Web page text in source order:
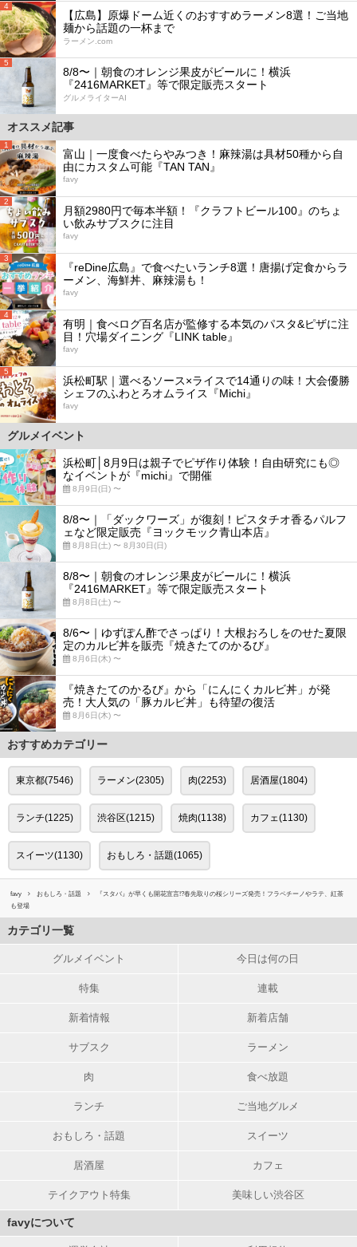
4
【広島】原爆ドーム近くのおすすめラーメン8選！ご当地
麺から話題の一杯まで
ラーメン.com
5
8/8〜｜朝食のオレンジ果皮がビールに！横浜
『2416MARKET』等で限定販売スタート
グルメライターAI
オススメ記事
1
富山｜一度食べたらやみつき！麻辣湯は具材50種から自
由にカスタム可能『TAN TAN』
favy
2
月額2980円で毎本半額！『クラフトビール100』のちょ
い飲みサブスクに注目
favy
3
『reDine広島』で食べたいランチ8選！唐揚げ定食からラ
ーメン、海鮮丼、麻辣湯も！
favy
4
有明｜食べログ百名店が監修する本気のパスタ&ピザに注
目！穴場ダイニング『LINK table』
favy
5
浜松町駅｜選べるソース×ライスで14通りの味！大会優勝
シェフのふわとろオムライス『Michi』
favy
グルメイベント
浜松町│8月9日は親子でピザ作り体験！自由研究にも◎
なイベントが『michi』で開催
8月9日(日) 〜
8/8〜｜「ダックワーズ」が復刻！ピスタチオ香るパルフ
ェなど限定販売『ヨックモック青山本店』
8月8日(土) 〜 8月30日(日)
8/8〜｜朝食のオレンジ果皮がビールに！横浜
『2416MARKET』等で限定販売スタート
8月8日(土) 〜
8/6〜｜ゆずぽん酢でさっぱり！大根おろしをのせた夏限
定のカルビ丼を販売『焼きたてのかるび』
8月6日(木) 〜
『焼きたてのかるび』から「にんにくカルビ丼」が発
売！大人気の「豚カルビ丼」も待望の復活
8月6日(木) 〜
おすすめカテゴリー
東京都(7546) ラーメン(2305) 肉(2253) 居酒屋(1804)
ランチ(1225) 渋谷区(1215) 焼肉(1138) カフェ(1130)
スイーツ(1130) おもしろ・話題(1065)
favy おもしろ・話題
『スタバ』が早くも開花宣言!?春先取りの桜シリーズ発売！フラペチーノやラテ、紅茶
も登場
カテゴリ一覧
グルメイベント 今日は何の日
特集 連載
新着情報 新着店舗
サブスク ラーメン
肉 食べ放題
ランチ ご当地グルメ
おもしろ・話題 スイーツ
居酒屋 カフェ
テイクアウト特集 美味しい渋谷区
favyについて